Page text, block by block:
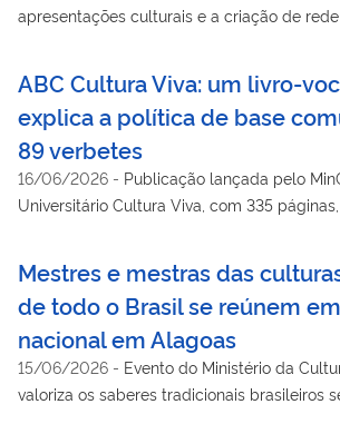
apresentações culturais e a criação de
ABC Cultura Viva: um livro-
explica a política de base
89 verbetes
16/06/2026 - Publicação lançada pelo
Universitário Cultura Viva, com 335 páginas,
Mestres e mestras das
de todo o Brasil se reúnem
nacional em Alagoas
15/06/2026 - Evento do Ministério da
valoriza os saberes tradicionais brasileiros